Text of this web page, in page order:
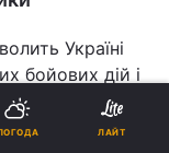
Україні
бойових дій і
побачили".
ЛАЙТ